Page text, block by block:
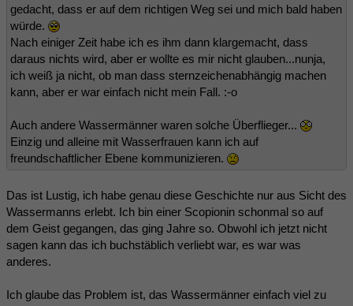
gedacht, dass er auf dem richtigen Weg sei und mich bald haben
würde.
Nach einiger Zeit habe ich es ihm dann klargemacht, dass
daraus nichts wird, aber er wollte es mir nicht glauben...nunja,
ich weiß ja nicht, ob man dass sternzeichenabhängig machen
kann, aber er war einfach nicht mein Fall. :-o
Auch andere Wassermänner waren solche Überflieger...
Einzig und alleine mit Wasserfrauen kann ich auf
freundschaftlicher Ebene kommunizieren.
Das ist Lustig, ich habe genau diese Geschichte nur aus Sicht des
Wassermanns erlebt. Ich bin einer Scopionin schonmal so auf
dem Geist gegangen, das ging Jahre so. Obwohl ich jetzt nicht
sagen kann das ich buchstäblich verliebt war, es war was
anderes.
Ich glaube das Problem ist, das Wassermänner einfach viel zu